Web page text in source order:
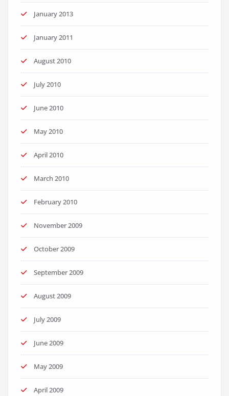
January 2013
January 2011
August 2010
July 2010
June 2010
May 2010
April 2010
March 2010
February 2010
November 2009
October 2009
September 2009
August 2009
July 2009
June 2009
May 2009
April 2009